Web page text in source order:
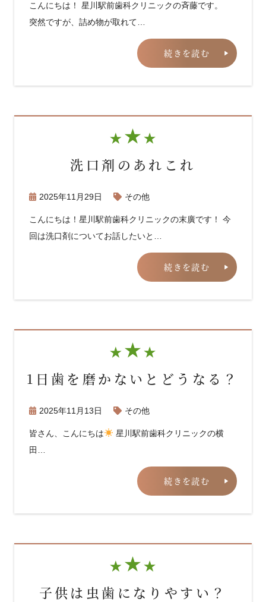
こんにちは！ 星川駅前歯科クリニックの斉藤です。
突然ですが、詰め物が取れて…
続きを読む
洗口剤のあれこれ
2025年11月29日 その他
こんにちは！星川駅前歯科クリニックの末廣です！ 今
回は洗口剤についてお話したいと…
続きを読む
1日歯を磨かないとどうなる？
2025年11月13日 その他
皆さん、こんにちは
星川駅前歯科クリニックの横
田…
続きを読む
子供は虫歯になりやすい？